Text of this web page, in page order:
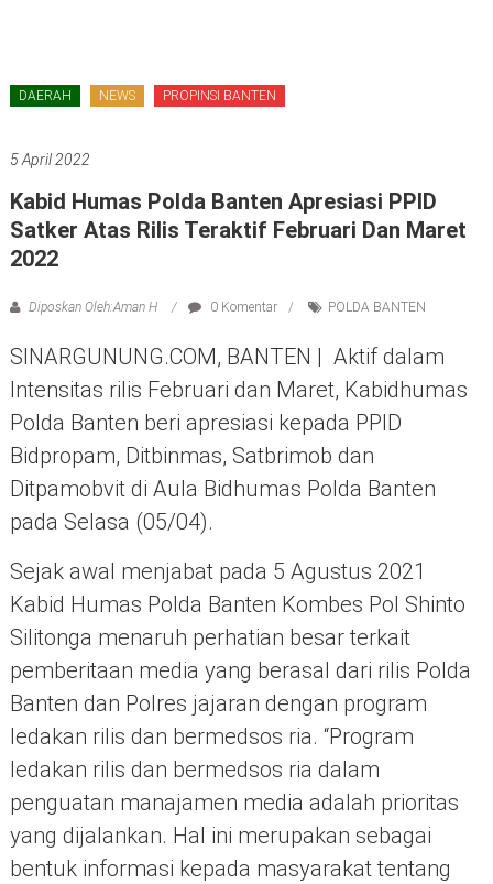
DAERAH NEWS PROPINSI BANTEN
5 April 2022
Kabid Humas Polda Banten Apresiasi PPID
Satker Atas Rilis Teraktif Februari Dan Maret
2022
Diposkan Oleh:Aman H 0 Komentar POLDA BANTEN
SINARGUNUNG.COM, BANTEN | Aktif dalam
Intensitas rilis Februari dan Maret, Kabidhumas
Polda Banten beri apresiasi kepada PPID
Bidpropam, Ditbinmas, Satbrimob dan
Ditpamobvit di Aula Bidhumas Polda Banten
pada Selasa (05/04).
Sejak awal menjabat pada 5 Agustus 2021
Kabid Humas Polda Banten Kombes Pol Shinto
Silitonga menaruh perhatian besar terkait
pemberitaan media yang berasal dari rilis Polda
Banten dan Polres jajaran dengan program
ledakan rilis dan bermedsos ria. “Program
ledakan rilis dan bermedsos ria dalam
penguatan manajamen media adalah prioritas
yang dijalankan. Hal ini merupakan sebagai
bentuk informasi kepada masyarakat tentang